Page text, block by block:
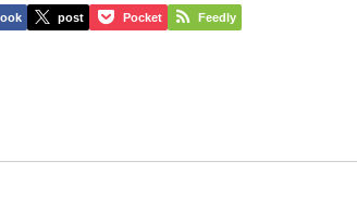
post Pocket Feedly